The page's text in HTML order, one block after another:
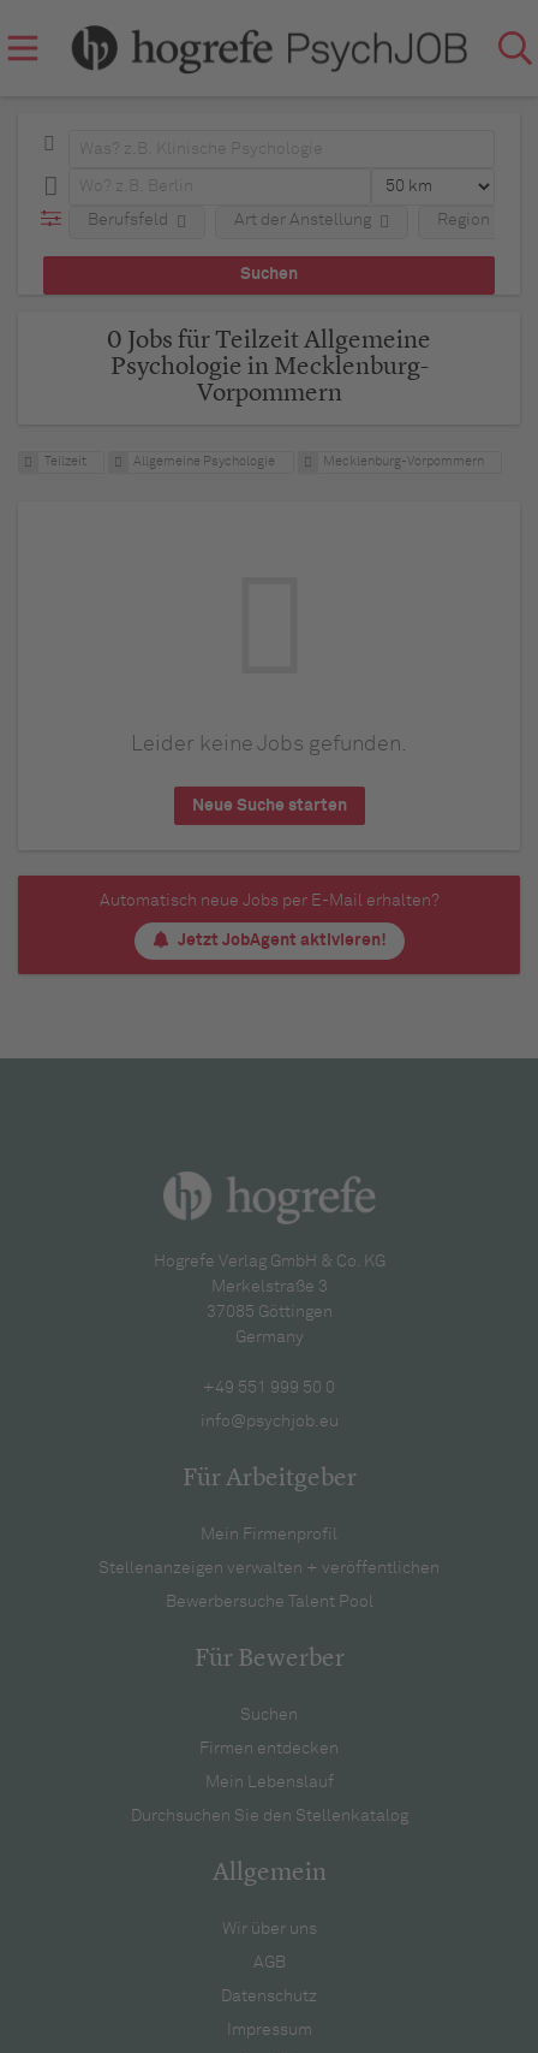
Berufsfeld Art der Anstellung Region
0 Jobs für Teilzeit Allgemeine
Psychologie in Mecklenburg-
Vorpommern
Teilzeit Allgemeine Psychologie Mecklenburg-Vorpommern
Leider keine Jobs gefunden.
Neue Suche starten
Automatisch neue Jobs per E-Mail erhalten?
Jetzt JobAgent aktivieren!
Hogrefe Verlag GmbH & Co. KG
Merkelstraße 3
37085 Göttingen
Germany
+49 551 999 50 0
info@psychjob.eu
Für Arbeitgeber
Mein Firmenprofil
Stellenanzeigen verwalten + veröffentlichen
Bewerbersuche Talent Pool
Für Bewerber
Suchen
Firmen entdecken
Mein Lebenslauf
Durchsuchen Sie den Stellenkatalog
Allgemein
Wir über uns
AGB
Datenschutz
Impressum